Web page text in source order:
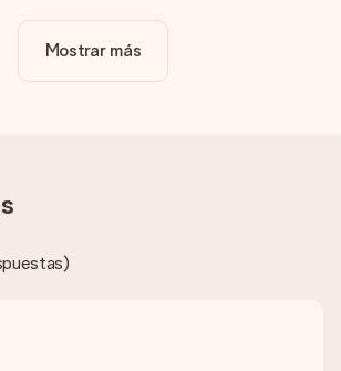
está incluida en el precio?
en el sitio web incluye la
Por eso es importante utilizar fotos
estás seguro de la calidad de la imagen,
nuestro equipo de atención al cliente e
el regalo que te interesa encargar.
cargar?
JPG y PNG en nuestro editor. ¿Es
Mostrar más
)